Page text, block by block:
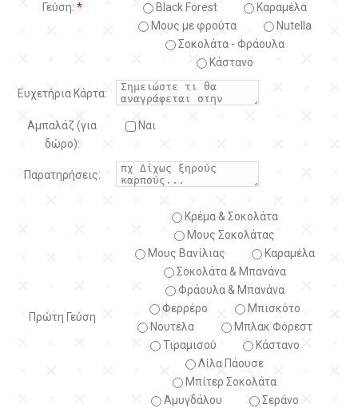
Γεύση: *
Black Forest
Kαραμέλα
Μους με φρούτα
Nutella
Σοκολάτα - Φράουλα
Κάστανο
Ευχετήρια Κάρτα:
Αμπαλάζ (για
δώρο):
Ναι
Παρατηρήσεις:
Πρώτη Γεύση
Κρέμα & Σοκολάτα
Μους Σοκολάτας
Μους Βανίλιας
Καραμέλα
Σοκολάτα & Μπανάνα
Φράουλα & Μπανάνα
Φερρέρο
Μπισκότο
Νουτέλα
Μπλακ Φόρεστ
Τιραμισού
Κάστανο
Λίλα Πάουσε
Μπίτερ Σοκολάτα
Αμυγδάλου
Σεράνο